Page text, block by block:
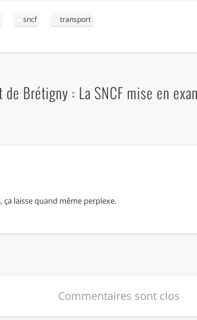
sncf transport
Brétigny : La SNCF mise en
laisse quand même perplexe.
Commentaires sont clos